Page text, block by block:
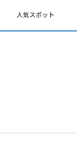
人気スポット